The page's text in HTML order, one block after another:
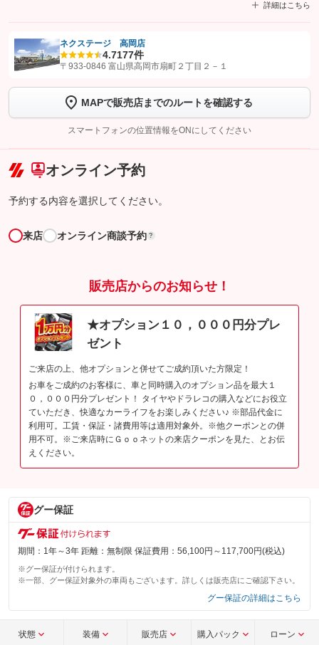
詳細はこちら
【STEP1】認証画面でグーネットを友だち追加してから「許可する」ボタンを押
トーク画面で
ボタンをタップして問い合わせを
完了してください。
こちら
ネクステージ 高岡店
4.7177件
〒933-0846 富山県高岡市扇町２丁目２－１
MAPで販売店までのルートを確認する
スマートフォンの位置情報をONにしてください
オンライン予約
予約する内容を選択してください。
来店 オンライン商談予約 ?
販売店からのお知らせ！
★オプション１０，０００円分プレ
ゼント
ご来店の上、他オプションと併せてご成約頂いた方限定！
お車をご成約のお客様に、車と同時購入のオプション品を最大１
０，０００円分プレゼント！ タイヤやドラレコの購入などにお役立
ていただき、快適なカーライフをお楽しみください♪ ※部品代金に
利用可。工賃・保証・諸費用等は適用対象外。※他クーポンとの併
用不可。※ご来店時にＧｏｏネットの来店クーポンを見た、とお伝
えください。
グー保証
期間：1年～3年 距離：無制限 保証費用：56,100円～117,700円(税込)
※グー保証が付けられます。
※一部、グー保証対象外の車両もございます。詳しくは販売店にご確認下さい。
グー保証の詳細はこちら
状態 装備 販売店 購入パック ローン